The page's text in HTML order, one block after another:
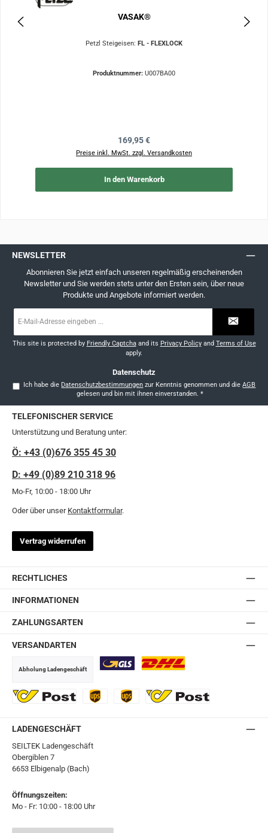
VASAK®
Petzl Steigeisen: FL - FLEXLOCK
Produktnummer: U007BA00
Regulärer Preis:
169,95 €
Preise inkl. MwSt. zzgl. Versandkosten
In den Warenkorb
NEWSLETTER
Abonnieren Sie jetzt einfach unseren regelmäßig erscheinenden
Newsletter und Sie werden stets unter den Ersten sein, über neue
Produkte und Angebote informiert werden.
Mail-
*
This site is protected by Friendly Captchaand its Privacy Policyand Terms of Use
apply.
Datenschutz
Ich habe die Datenschutzbestimmungen zur Kenntnis genommen und dieAGB
gelesen und bin mit ihnen einverstanden. *
TELEFONISCHER SERVICE
Unterstützung und Beratung unter:
Ö: +43 (0)676 355 45 30
D: +49 (0)89 210 318 96
Mo-Fr, 10:00 - 18:00 Uhr
Oder über unser Kontaktformular.
Vertrag widerrufen
RECHTLICHES
INFORMATIONEN
ZAHLUNGSARTEN
VERSANDARTEN
Abholung Ladengeschäft
LADENGESCHÄFT
SEILTEK Ladengeschäft
Obergiblen 7
6653 Elbigenalp (Bach)
Öffnungszeiten:
Mo - Fr: 10:00 - 18:00 Uhr